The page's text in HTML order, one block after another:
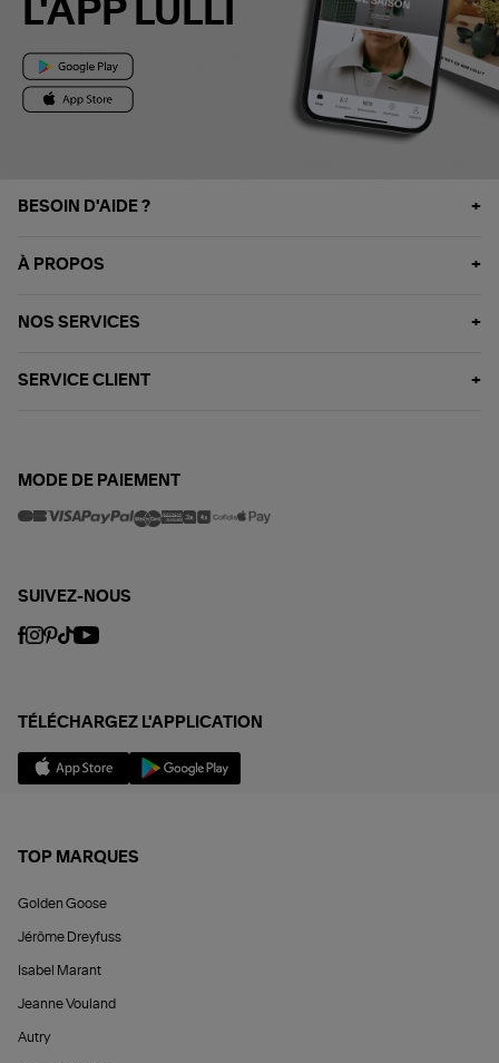
L'APP LULLI
BESOIN D'AIDE ?
À PROPOS
NOS SERVICES
SERVICE CLIENT
MODE DE PAIEMENT
SUIVEZ-NOUS
TÉLÉCHARGEZ L'APPLICATION
TOP MARQUES
Golden Goose
Jérôme Dreyfuss
Isabel Marant
Jeanne Vouland
Autry